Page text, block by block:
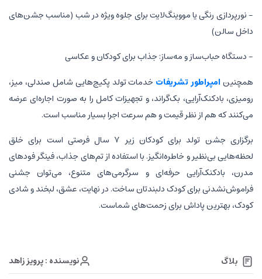
- نورپردازی رنگی یا مووینگ‌لایت برای جلوه ویژه در شب (مناسب جشن‌های
داخل سالن)
- دستگاه حباب‌ساز و مه‌ساز: جذاب برای کودکان و عکاسی
همچنین امپراطور تشریفات خدمات تولد پکیج‌هایی شامل صندلی، میز،
رومیزی، بادکنک‌آرایی، بک‌گراند، و تجهیزات کامل را به صورت اجاره‌ای عرضه
می‌کنند که هم از نظر قیمت و هم سرعت اجرا بسیار مناسب است.
برگزاری جشن تولد برای کودکان زیر ۷ سال فرصتی است برای خلق
لحظه‌هایی بی‌نظیر و خاطره‌انگیز. با استفاده از تم‌های جذاب، فینگر فودهای
مدرن، بادکنک‌آرایی حرفه‌ای و سرگرمی‌های متنوع، می‌توان جشنی
فراموش‌نشدنی برای کودک دلبندتان ساخت. در نهایت، عشق، لبخند و شادی
کودک، بهترین پاداش برای زحمت‌های شماست.
بلاگ نویسنده : پرویز زاهد